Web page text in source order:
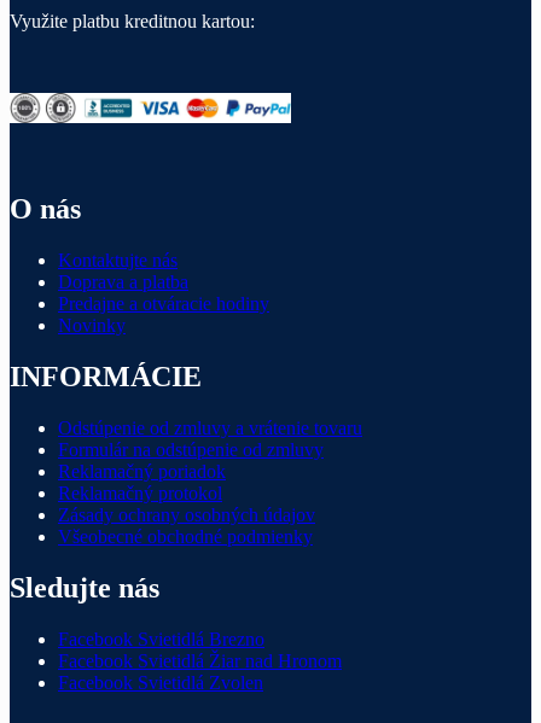
Využite platbu kreditnou kartou:
O nás
Kontaktujte nás
Doprava a platba
Predajne a otváracie hodiny
Novinky
INFORMÁCIE
Odstúpenie od zmluvy a vrátenie tovaru
Formulár na odstúpenie od zmluvy
Reklamačný poriadok
Reklamačný protokol
Zásady ochrany osobných údajov
Všeobecné obchodné podmienky
Sledujte nás
Facebook Svietidlá Brezno
Facebook Svietidlá Žiar nad Hronom
Facebook Svietidlá Zvolen